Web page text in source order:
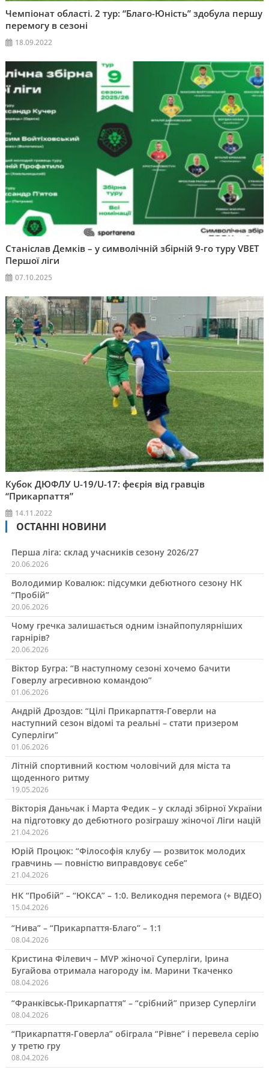
Чемпіонат області. 2 тур: “Благо-Юність” здобула першу
перемогу в сезоні
18.09.2022
Станіслав Демків – у символічній збірній 9-го туру VBET
Першої ліги
07.10.2025
Кубок ДЮФЛУ U-19/U-17: феєрія від гравців
“Прикарпаття”
14.11.2022
ОСТАННІ НОВИНИ
Перша ліга: склад учасників сезону 2026/27
20.06.2026
Володимир Ковалюк: підсумки дебютного сезону НК
“Пробій”
20.06.2026
Чому гречка залишається одним ізнайпопулярніших
гарнірів?
20.06.2026
Віктор Бугра: “В наступному сезоні хочемо бачити
Говерлу агресивною командою”
01.06.2026
Андрій Дроздов: “Цілі Прикарпаття-Говерли на
наступний сезон відомі та реальні – стати призером
Суперліги”
01.06.2026
Літній спортивний костюм чоловічий для міста та
щоденного ритму
19.05.2026
Вікторія Даньчак і Марта Федик – у складі збірної України
на підготовку до дебютного розіграшу жіночої Ліги націй
21.04.2026
Юрій Процюк: “Філософія клубу — розвиток молодих
гравчинь — повністю виправдовує себе”
21.04.2026
НК “Пробій” – “ЮКСА” – 1:0. Великодня перемога (+ ВІДЕО)
15.04.2026
“Нива” – “Прикарпаття-Благо” – 1:1
08.04.2026
Кристина Філевич – MVP жіночої Суперліги, Ірина
Бугайова отримала нагороду ім. Марини Ткаченко
08.04.2026
“Франківськ-Прикарпаття” – “срібний” призер Суперліги
08.04.2026
“Прикарпаття-Говерла” обіграла “Рівне” і перевела серію
у третю гру
08.04.2026